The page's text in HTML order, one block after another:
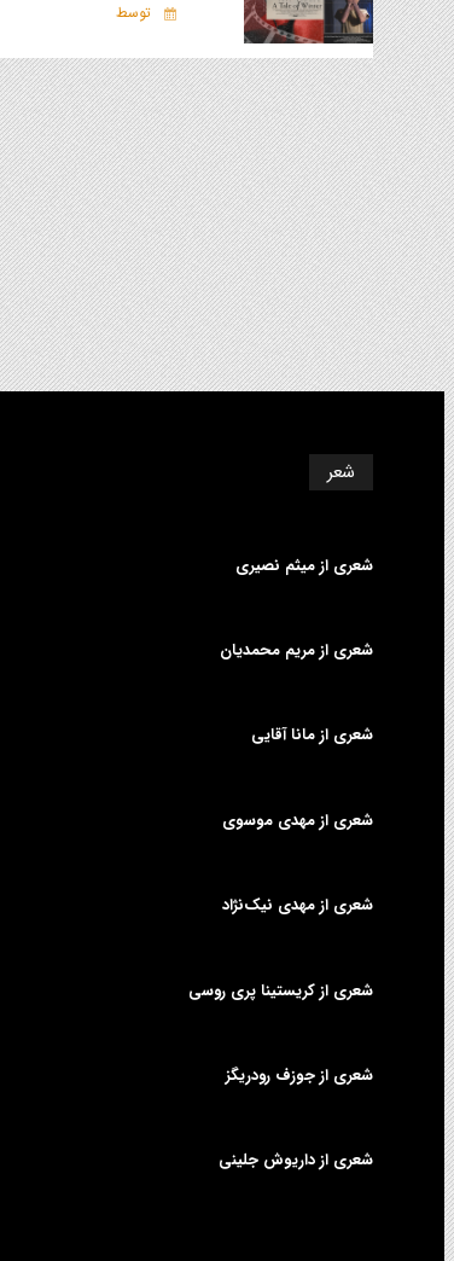
توسط
شعر
شعری از میثم نصیری
شعری از مریم محمدیان
شعری از مانا آقایی
شعری از مهدی موسوی
شعری از مهدی نیک‌نژاد
شعری از کریستینا پری روسی
شعری از جوزف رودریگز
شعری از داریوش جلینی